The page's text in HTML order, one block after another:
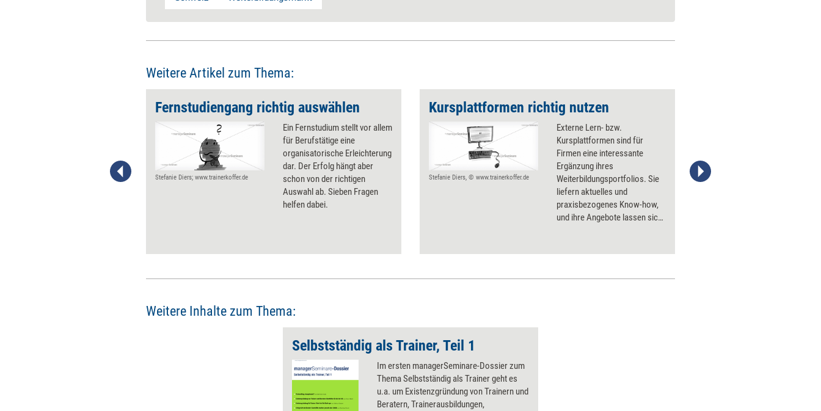
Weitere Artikel zum Thema:
Krise. Denn viele Unternehmen
Fernstudiengang richtig auswählen
Stefanie Diers; www.trainerkoffer.de
Ein Fernstudium stellt vor allem
für Berufstätige eine
organisatorische Erleichterung
dar. Der Erfolg hängt aber
schon von der richtigen
Auswahl ab. Sieben Fragen
helfen dabei.
Kursplattformen richtig nutzen
Stefanie Diers, © www.trainerkoffer.de
Externe Lern- bzw.
Kursplattformen sind für
Firmen eine interessante
Ergänzung ihres
Weiterbildungsportfolios. Sie
liefern aktuelles und
praxisbezogenes Know-how,
und ihre Angebote lassen sich
sind die Online-Kurse jedoch
nutzen will, sollte einige
Weitere Inhalte zum Thema:
Selbstständig als Trainer, Teil 1
Im ersten managerSeminare-Dossier zum
Thema Selbstständig als Trainer geht es
u.a. um Existenzgründung von Trainern und
Beratern, Trainerausbildungen,